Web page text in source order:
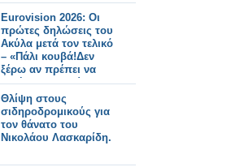
Eurovision 2026: Οι
πρώτες δηλώσεις του
Ακύλα μετά τον τελικό
– «Πάλι κουβά!Δεν
ξέρω αν πρέπει να
ζητήσω συγγνώμη»
Θλίψη στους
σιδηροδρομικούς για
τον θάνατο του
Νικολάου Λασκαρίδη.